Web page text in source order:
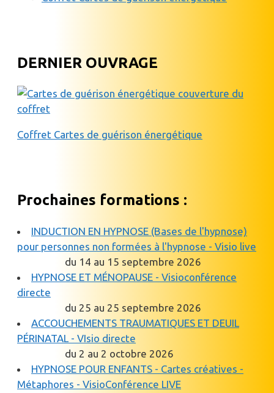
DERNIER OUVRAGE
Coffret Cartes de guérison énergétique
Prochaines formations :
INDUCTION EN HYPNOSE (Bases de l'hypnose)
pour personnes non formées à l'hypnose - Visio live
du 14 au 15 septembre 2026
HYPNOSE ET MÉNOPAUSE - Visioconférence
directe
du 25 au 25 septembre 2026
ACCOUCHEMENTS TRAUMATIQUES ET DEUIL
PÉRINATAL - VIsio directe
du 2 au 2 octobre 2026
HYPNOSE POUR ENFANTS - Cartes créatives -
Métaphores - VisioConférence LIVE